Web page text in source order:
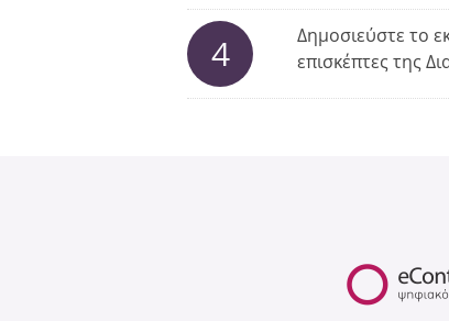
4
Δημοσιεύστε το
επισκέπτες της